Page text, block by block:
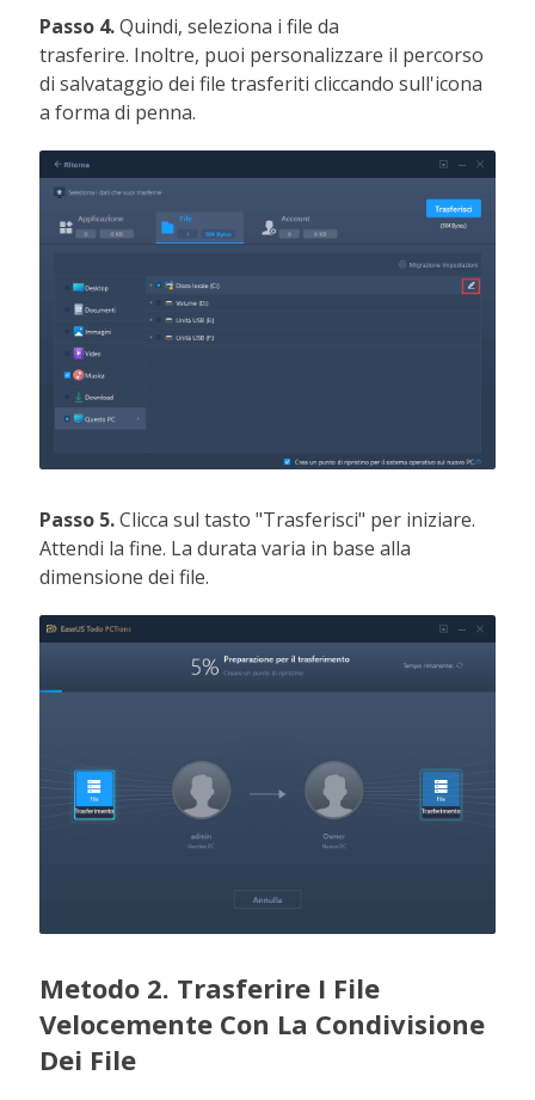
Passo 4.Quindi, seleziona i file da
trasferire. Inoltre, puoi personalizzare il percorso
di salvataggio dei file trasferiti cliccando sull'icona
a forma di penna.
Passo 5.Clicca sul tasto "Trasferisci" per iniziare.
Attendi la fine. La durata varia in base alla
dimensione dei file.
Metodo 2. Trasferire I File
Velocemente Con La Condivisione
Dei File